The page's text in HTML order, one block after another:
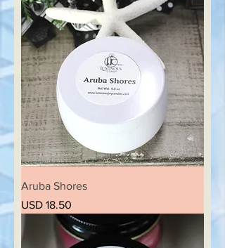
Aruba Shores
Precio
USD 18.50